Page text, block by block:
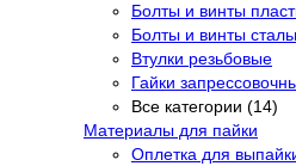
Болты и винты
Болты и винты
Втулки резьбовые
Гайки
Все категории (14)
Материалы для пайки
Оплетка для